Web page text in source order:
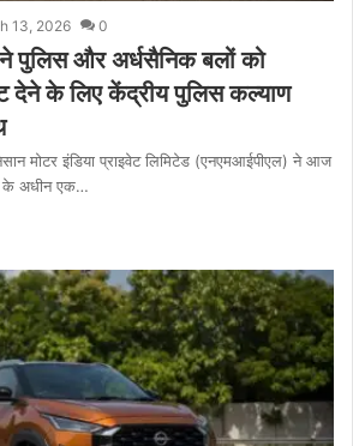
13, 2026 0
ने पुलिस और अर्धसैनिक बलों को
देने के लिए केंद्रीय पुलिस कल्याण
मोटर इंडिया प्राइवेट लिमिटेड (एनएमआईपीएल) ने आज
के अधीन एक…